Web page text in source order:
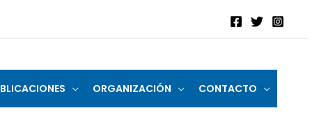
ORGANIZACIÓN CONTACTO